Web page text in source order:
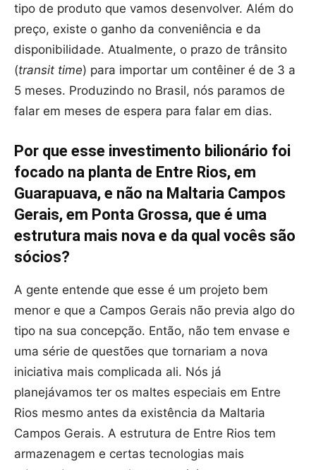
tipo de produto que vamos desenvolver. Além do
preço, existe o ganho da conveniência e da
disponibilidade. Atualmente, o prazo de trânsito
(transit time) para importar um contêiner é de 3 a
5 meses. Produzindo no Brasil, nós paramos de
falar em meses de espera para falar em dias.
Por que esse investimento bilionário foi
focado na planta de Entre Rios, em
Guarapuava, e não na Maltaria Campos
Gerais, em Ponta Grossa, que é uma
estrutura mais nova e da qual vocês são
sócios?
A gente entende que esse é um projeto bem
menor e que a Campos Gerais não previa algo do
tipo na sua concepção. Então, não tem envase e
uma série de questões que tornariam a nova
iniciativa mais complicada ali. Nós já
planejávamos ter os maltes especiais em Entre
Rios mesmo antes da existência da Maltaria
Campos Gerais. A estrutura de Entre Rios tem
armazenagem e certas tecnologias mais